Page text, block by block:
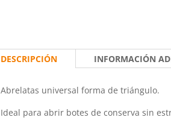
DESCRIPCIÓN INFORMACIÓN
Abrelatas universal forma de triángulo.
Ideal para abrir botes de conserva sin